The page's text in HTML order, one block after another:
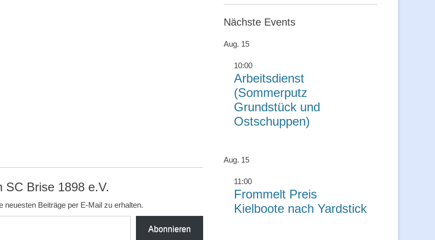
SC Brise 1898 e.V.
neuesten Beiträge per E-Mail zu erhalten.
Abonnieren
Nächste Events
Aug. 15
10:00
Arbeitsdienst
(Sommerputz
Grundstück und
Ostschuppen)
Aug. 15
11:00
Frommelt Preis
Kielboote nach Yardstick